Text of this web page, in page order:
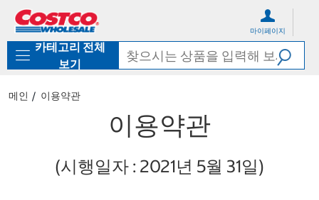
로
기
가
마이페이지
카테고리 전체
보기
메인 이용약관
이용약관
(시행일자 : 2021년 5월 31일)